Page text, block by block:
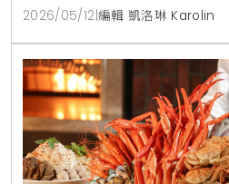
子客群與小資上班族的日常消費
2026/05/12 編輯 凱洛琳 Karolin